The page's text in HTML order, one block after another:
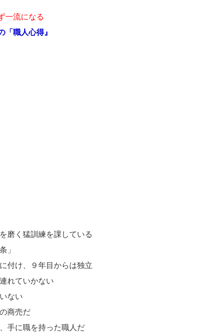
にお願いしたいと思われる「一流の仕事術」(28)
せ経営哲学(100)
一流になる
職人心得』
磨く猛訓練を課している
」
付け、９年目からは独立
れていかない
ない
商売だ
手に職を持った職人だ